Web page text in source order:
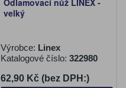
Odlamovací nůž LINEX -
velký
Výrobce: Linex
Katalogové číslo: 322980
62,90 Kč (bez DPH:)